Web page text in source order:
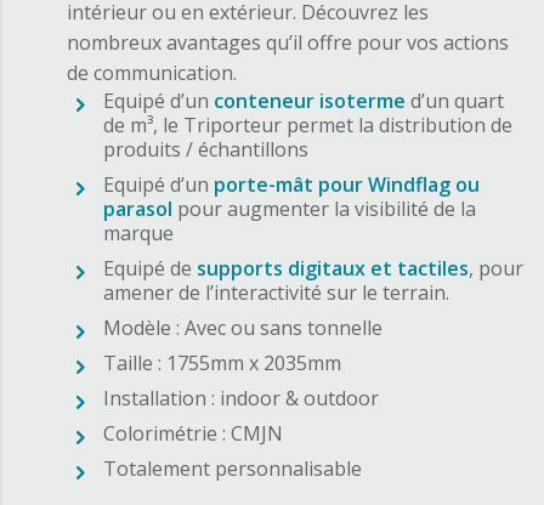
intérieur ou en extérieur. Découvrez les
nombreux avantages qu’il offre pour vos actions
de communication.
Equipé d’un conteneur isoterme d’un quart
de m³, le Triporteur permet la distribution de
produits / échantillons
Equipé d’un porte-mât pour Windflag ou
parasol pour augmenter la visibilité de la
marque
Equipé de supports digitaux et tactiles, pour
amener de l’interactivité sur le terrain.
Modèle : Avec ou sans tonnelle
Taille : 1755mm x 2035mm
Installation : indoor & outdoor
Colorimétrie : CMJN
Totalement personnalisable